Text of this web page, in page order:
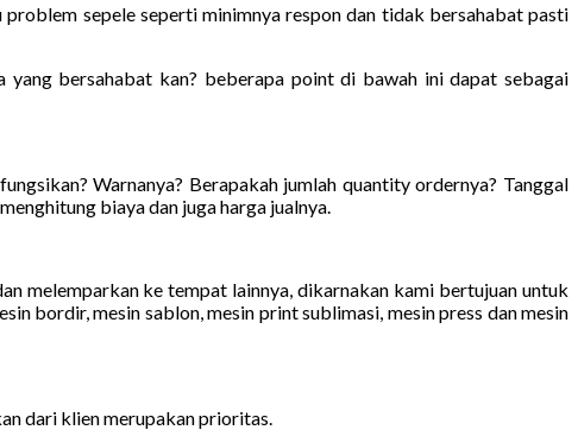
sepele seperti minimnya respon dan tidak bersahabat pasti
bersahabat kan? beberapa point di bawah ini dapat sebagai
Warnanya? Berapakah jumlah quantity ordernya? Tanggal
biaya dan juga harga jualnya.
melemparkan ke tempat lainnya, dikarnakan kami bertujuan untuk
bordir, mesin sablon, mesin print sublimasi, mesin press dan mesin
dari klien merupakan prioritas.